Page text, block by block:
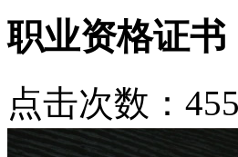
职业资格证书
点击次数：